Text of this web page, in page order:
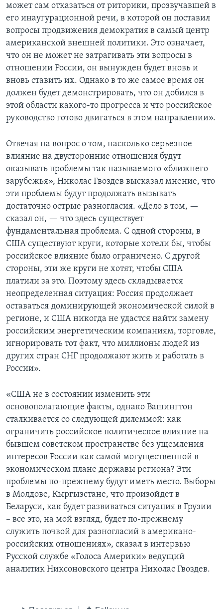
может сам отказаться от риторики, прозвучавшей в
его инаугурационной речи, в которой он поставил
вопросы продвижения демократия в самый центр
американской внешней политики. Это означает,
что он не может не затрагивать эти вопросы в
отношении России, он вынужден будет вновь и
вновь ставить их. Однако в то же самое время он
должен будет демонстрировать, что он добился в
этой области какого-то прогресса и что российское
руководство готово двигаться в этом направлении».
Отвечая на вопрос о том, насколько серьезное
влияние на двусторонние отношения будут
оказывать проблемы так называемого «ближнего
зарубежья», Николас Гвоздев высказал мнение, что
эти проблемы будут продолжать вызывать
достаточно острые разногласия. «Дело в том, —
сказал он, — что здесь существует
фундаментальная проблема. С одной стороны, в
США существуют круги, которые хотели бы, чтобы
российское влияние было ограничено. С другой
стороны, эти же круги не хотят, чтобы США
платили за это. Поэтому здесь складывается
неопределенная ситуация: Россия продолжает
оставаться доминирующей экономической силой в
регионе, и США никогда не удастся найти замену
российским энергетическим компаниям, торговле,
игнорировать тот факт, что миллионы людей из
других стран СНГ продолжают жить и работать в
России».
«США не в состоянии изменить эти
основополагающие факты, однако Вашингтон
сталкивается со следующей дилеммой: как
ограничить российское политическое влияние на
бывшем советском пространстве без ущемления
интересов России как самой могущественной в
экономическом плане державы региона? Эти
проблемы по-прежнему будут иметь место. Выборы
в Молдове, Кыргызстане, что произойдет в
Беларуси, как будет развиваться ситуация в Грузии
– все это, на мой взгляд, будет по-прежнему
служить почвой для разногласий в американо-
российских отношениях», сказал в интервью
Русской службе «Голоса Америки» ведущий
аналитик Никсоновского центра Николас Гвоздев.